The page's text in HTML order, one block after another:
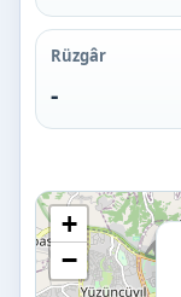
Rüzgâr
-
+
−